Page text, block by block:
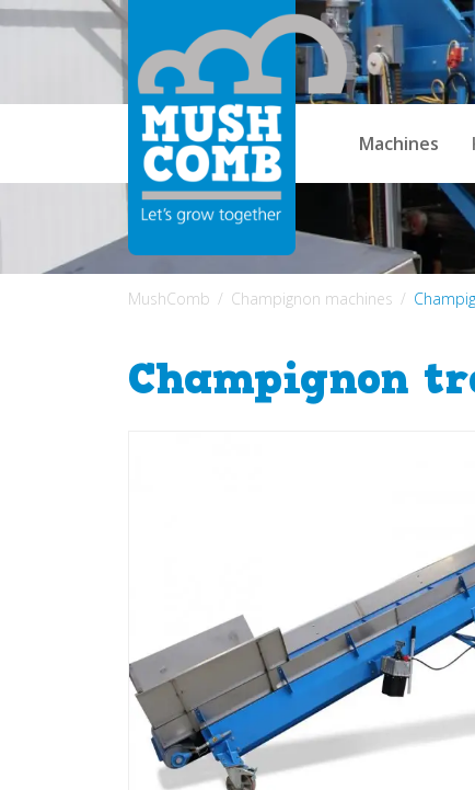
Machines
MushComb Champignon machines
Champignon